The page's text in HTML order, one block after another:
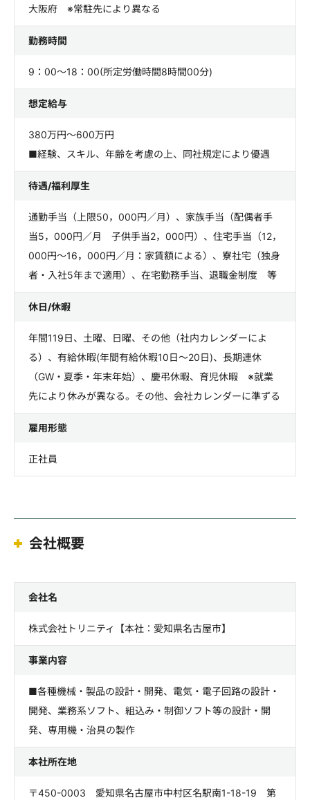
大阪府 ※常駐先により異なる
勤務時間
9：00～18：00(所定労働時間8時間00分)
想定給与
380万円～600万円
■経験、スキル、年齢を考慮の上、同社規定により優遇
待遇/福利厚生
通勤手当（上限50，000円／月）、家族手当（配偶者手
当5，000円／月 子供手当2，000円）、住宅手当（12，
000円～16，000円／月：家賃額による）、寮社宅（独身
者・入社5年まで適用）、在宅勤務手当、退職金制度 等
休日/休暇
年間119日、土曜、日曜、その他（社内カレンダーによ
る）、有給休暇(年間有給休暇10日～20日)、長期連休
（GW・夏季・年末年始）、慶弔休暇、育児休暇 ※就業
先により休みが異なる。その他、会社カレンダーに準ずる
雇用形態
正社員
会社概要
会社名
株式会社トリニティ【本社：愛知県名古屋市】
事業内容
■各種機械・製品の設計・開発、電気・電子回路の設計・
開発、業務系ソフト、組込み・制御ソフト等の設計・開
発、専用機・治具の製作
本社所在地
〒450-0003 愛知県名古屋市中村区名駅南1-18-19 第